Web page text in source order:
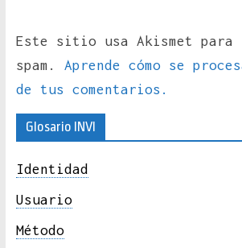
Este sitio usa Akismet
spam. Aprende cómo se
de tus comentarios.
Glosario INVI
Identidad
Usuario
Método